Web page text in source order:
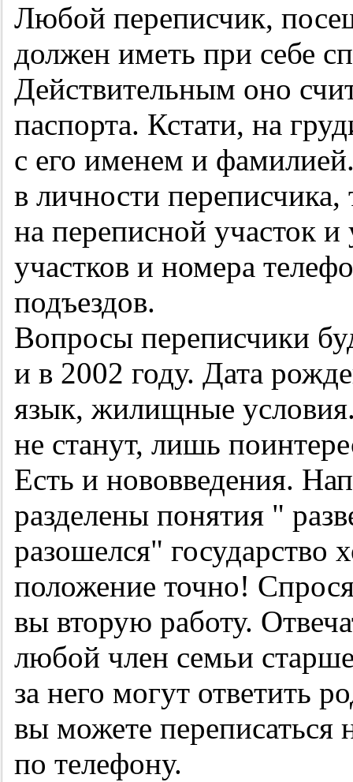
Любой переписчик,
должен иметь при себе
Действительным оно
паспорта. Кстати, на
с его именем и
в личности переписчика,
на переписной участок
участков и номера
подъездов.
Вопросы переписчики
и в 2002 году. Дата
язык, жилищные
не станут, лишь
Есть и нововведения.
разделены понятия "
разошелся" государство
положение точно!
вы вторую работу.
любой член семьи
за него могут ответить
вы можете переписаться
по телефону.